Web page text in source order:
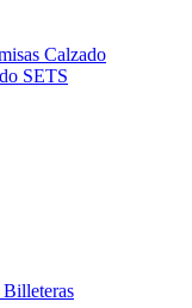
Calzado
SETS
Billeteras